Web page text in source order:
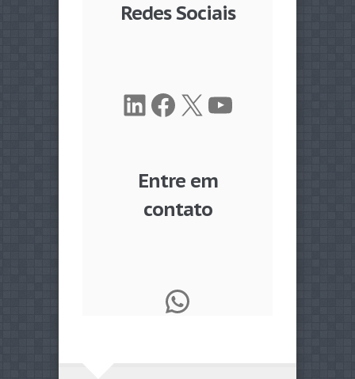
Redes Sociais
LinkedIn
Facebook
X Youtube
Entre em
contato
WhatsApp